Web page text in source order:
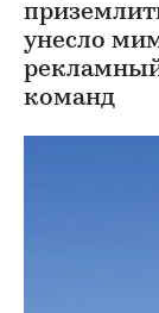
унесло
команд